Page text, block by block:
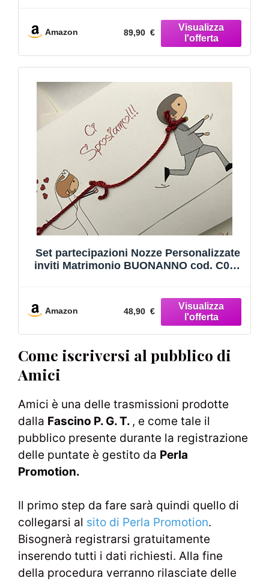
ARTICOLO
Amazon 89,90 €
Set partecipazioni Nozze Personalizzate
inviti Matrimonio BUONANNO cod. C013
Amazon 48,90 €
Come iscriversi al pubblico di
Amici
Amici è una delle trasmissioni prodotte
dalla Fascino P. G. T. , e come tale il
pubblico presente durante la registrazione
delle puntate è gestito da Perla
Promotion.
Il primo step da fare sarà quindi quello di
collegarsi al sito di Perla Promotion.
Bisognerà registrarsi gratuitamente
inserendo tutti i dati richiesti. Alla fine
della procedura verranno rilasciate delle